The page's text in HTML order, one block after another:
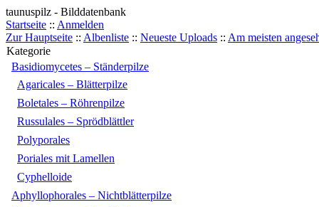
taunuspilz - Bilddatenbank
Startseite :: Anmelden
Zur Hauptseite :: Albenliste :: Neueste Uploads :: Am meisten
Kategorie
Basidiomycetes – Ständerpilze
Agaricales – Blätterpilze
Boletales – Röhrenpilze
Russulales – Sprödblättler
Polyporales
Poriales mit Lamellen
Cyphelloide
Aphyllophorales – Nichtblätterpilze